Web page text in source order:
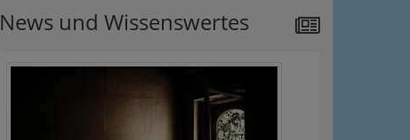
News und Wissenswertes